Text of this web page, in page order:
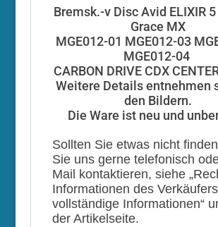
Bremsk.-v Disc Avid ELIXIR
Grace MX
MGE012-01 MGE012-03
MGE012-04
CARBON DRIVE CDX
Weitere Details entnehmen
den Bildern.
Die Ware ist neu und
Sollten Sie etwas nicht
Sie uns gerne telefonisch
Mail kontaktieren, siehe
Informationen des
vollständige Informationen“
der Artikelseite.